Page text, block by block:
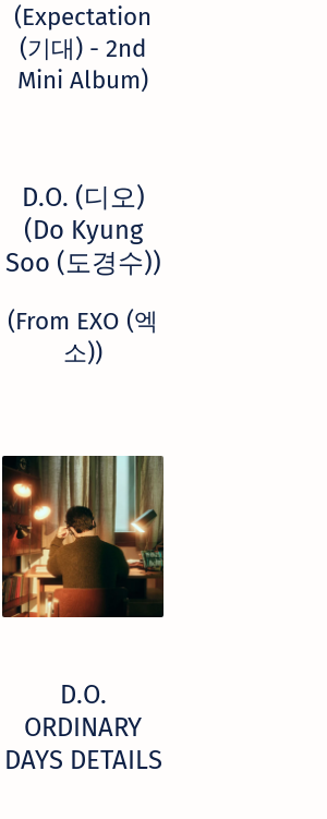
(Expectation
(기대) - 2nd
Mini Album)
D.O. (디오)
(Do Kyung
Soo (도경수))
(From EXO (엑
소))
D.O.
ORDINARY
DAYS DETAILS